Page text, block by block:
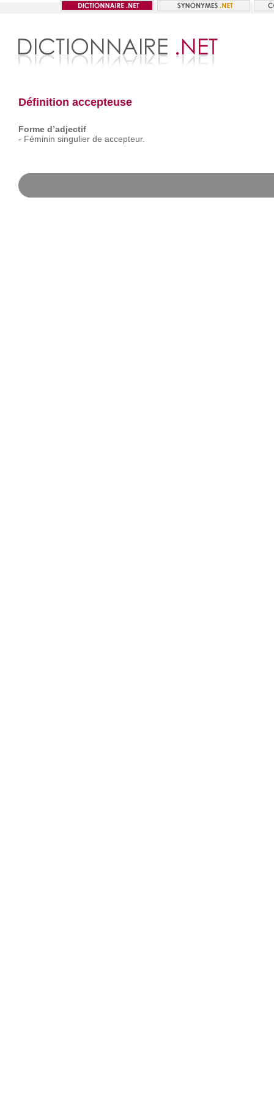
Définition accepteuse
Forme d’adjectif
- Féminin singulier de accepteur.